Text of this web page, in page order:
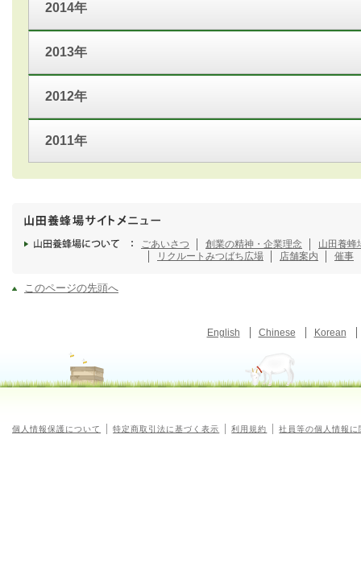
2014年
2013年
2012年
2011年
ごあいさつ 創業の精神・企業理念
山田養蜂
リクルート みつばち広場 店舗案内 催事
このページの先頭へ
English Chinese Korean
個人情報保護について 特定商取引法に基づく表示 利用規約 社員等の個人情報